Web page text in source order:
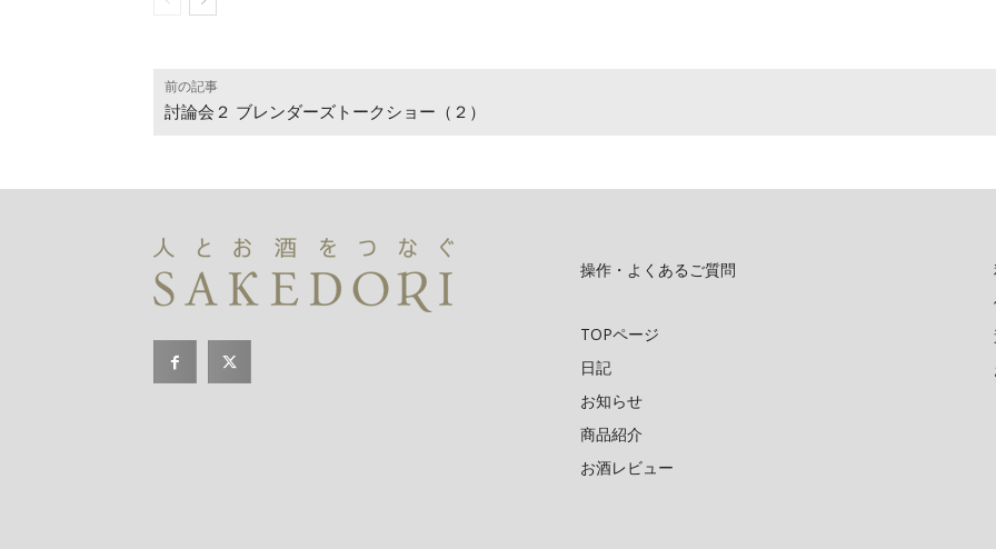
前の記事
討論会２ ブレンダーズトークショー（２）
操作・よくあるご質問
TOPページ
日記
お知らせ
商品紹介
お酒レビュー